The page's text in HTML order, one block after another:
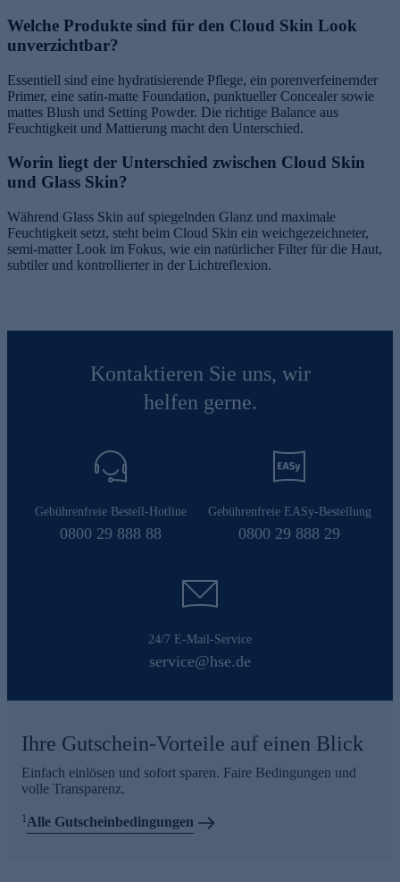
Welche Produkte sind für den Cloud Skin Look
unverzichtbar?
Essentiell sind eine hydratisierende Pflege, ein porenverfeinernder
Primer, eine satin-matte Foundation, punktueller Concealer sowie
mattes Blush und Setting Powder. Die richtige Balance aus
Feuchtigkeit und Mattierung macht den Unterschied.
Worin liegt der Unterschied zwischen Cloud Skin
und Glass Skin?
Während Glass Skin auf spiegelnden Glanz und maximale
Feuchtigkeit setzt, steht beim Cloud Skin ein weichgezeichneter,
semi-matter Look im Fokus, wie ein natürlicher Filter für die Haut,
subtiler und kontrollierter in der Lichtreflexion.
Kontaktieren Sie uns, wir
helfen gerne.
Gebührenfreie Bestell-Hotline
0800 29 888 88
Gebührenfreie EASy-Bestellung
0800 29 888 29
24/7 E-Mail-Service
service@hse.de
Ihre Gutschein-Vorteile auf einen Blick
Einfach einlösen und sofort sparen. Faire Bedingungen und
volle Transparenz.
1Alle Gutscheinbedingungen